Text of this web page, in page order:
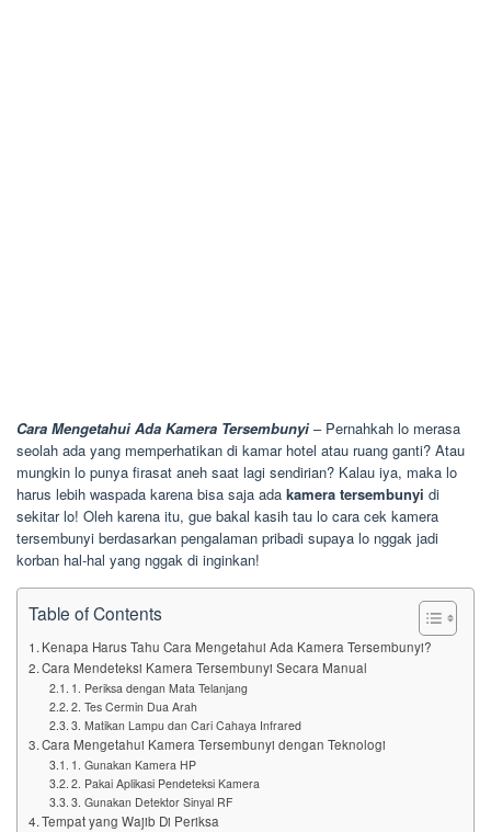
Cara Mengetahui Ada Kamera Tersembunyi – Pernahkah lo merasa
seolah ada yang memperhatikan di kamar hotel atau ruang ganti? Atau
mungkin lo punya firasat aneh saat lagi sendirian? Kalau iya, maka lo
harus lebih waspada karena bisa saja ada kamera tersembunyi di
sekitar lo! Oleh karena itu, gue bakal kasih tau lo cara cek kamera
tersembunyi berdasarkan pengalaman pribadi supaya lo nggak jadi
korban hal-hal yang nggak di inginkan!
Table of Contents
Kenapa Harus Tahu Cara Mengetahui Ada Kamera Tersembunyi?
Cara Mendeteksi Kamera Tersembunyi Secara Manual
1. Periksa dengan Mata Telanjang
2. Tes Cermin Dua Arah
3. Matikan Lampu dan Cari Cahaya Infrared
Cara Mengetahui Kamera Tersembunyi dengan Teknologi
1. Gunakan Kamera HP
2. Pakai Aplikasi Pendeteksi Kamera
3. Gunakan Detektor Sinyal RF
Tempat yang Wajib Di Periksa